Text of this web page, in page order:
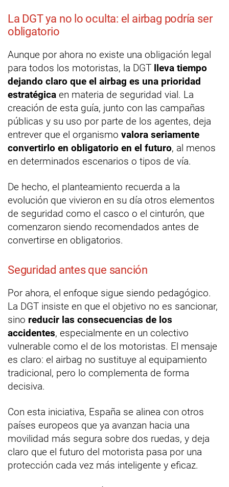
La DGT ya no lo oculta: el airbag podría ser
obligatorio
Aunque por ahora no existe una obligación legal
para todos los motoristas, la DGT lleva tiempo
dejando claro que el airbag es una prioridad
estratégica en materia de seguridad vial. La
creación de esta guía, junto con las campañas
públicas y su uso por parte de los agentes, deja
entrever que el organismo valora seriamente
convertirlo en obligatorio en el futuro, al menos
en determinados escenarios o tipos de vía.
De hecho, el planteamiento recuerda a la
evolución que vivieron en su día otros elementos
de seguridad como el casco o el cinturón, que
comenzaron siendo recomendados antes de
convertirse en obligatorios.
Seguridad antes que sanción
Por ahora, el enfoque sigue siendo pedagógico.
La DGT insiste en que el objetivo no es sancionar,
sino reducir las consecuencias de los
accidentes, especialmente en un colectivo
vulnerable como el de los motoristas. El mensaje
es claro: el airbag no sustituye al equipamiento
tradicional, pero lo complementa de forma
decisiva.
Con esta iniciativa, España se alinea con otros
países europeos que ya avanzan hacia una
movilidad más segura sobre dos ruedas, y deja
claro que el futuro del motorista pasa por una
protección cada vez más inteligente y eficaz.